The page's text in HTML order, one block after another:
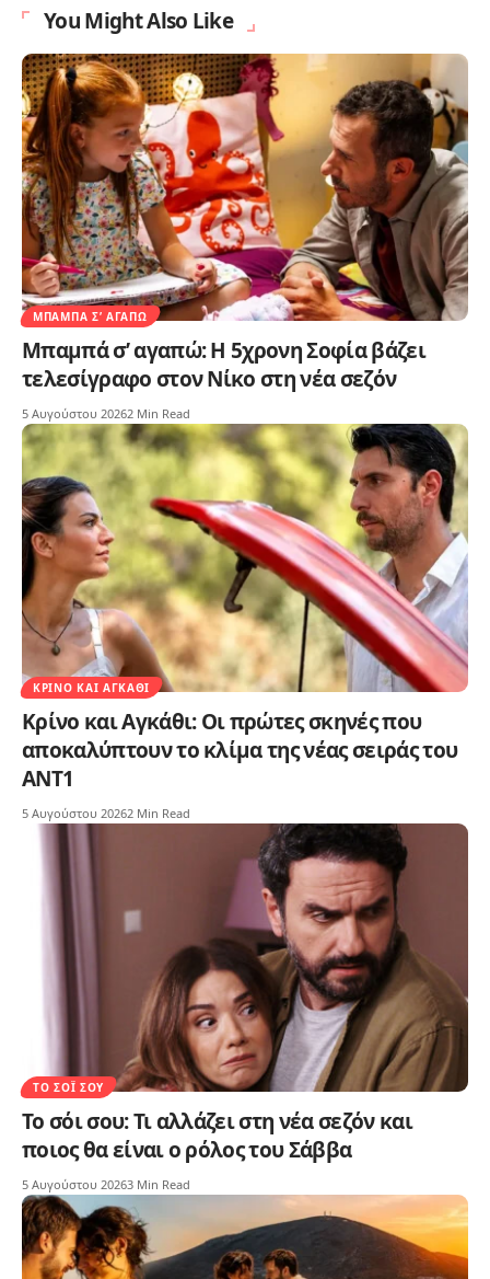
You Might Also Like
ΜΠΑΜΠΆ Σ’ ΑΓΑΠΏ
Μπαμπά σ’ αγαπώ: Η 5χρονη Σοφία βάζει
τελεσίγραφο στον Νίκο στη νέα σεζόν
5 Αυγούστου 20262 Min Read
ΚΡΊΝΟ ΚΑΙ ΑΓΚΆΘΙ
Κρίνο και Αγκάθι: Οι πρώτες σκηνές που
αποκαλύπτουν το κλίμα της νέας σειράς του
ΑΝΤ1
5 Αυγούστου 20262 Min Read
ΤΟ ΣΌΙ ΣΟΥ
Το σόι σου: Τι αλλάζει στη νέα σεζόν και
ποιος θα είναι ο ρόλος του Σάββα
5 Αυγούστου 20263 Min Read